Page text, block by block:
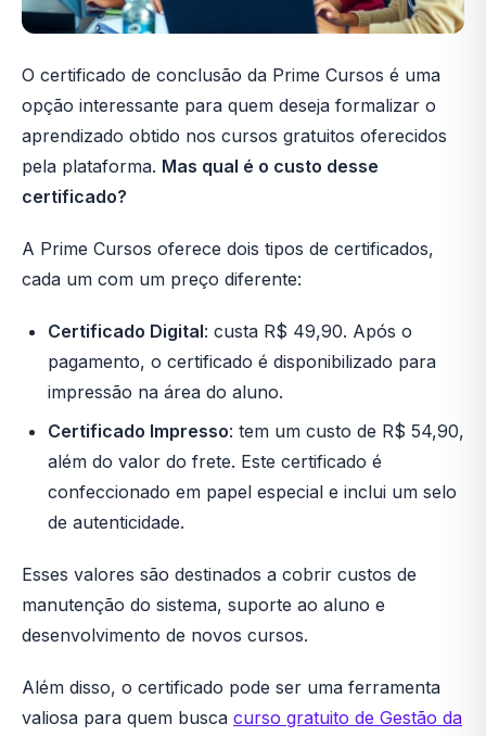
O certificado de conclusão da Prime Cursos é uma
opção interessante para quem deseja formalizar o
aprendizado obtido nos cursos gratuitos oferecidos
pela plataforma. Mas qual é o custo desse
certificado?
A Prime Cursos oferece dois tipos de certificados,
cada um com um preço diferente:
Certificado Digital: custa R$ 49,90. Após o
pagamento, o certificado é disponibilizado para
impressão na área do aluno.
Certificado Impresso: tem um custo de R$ 54,90,
além do valor do frete. Este certificado é
confeccionado em papel especial e inclui um selo
de autenticidade.
Esses valores são destinados a cobrir custos de
manutenção do sistema, suporte ao aluno e
desenvolvimento de novos cursos.
Além disso, o certificado pode ser uma ferramenta
valiosa para quem busca curso gratuito de Gestão da